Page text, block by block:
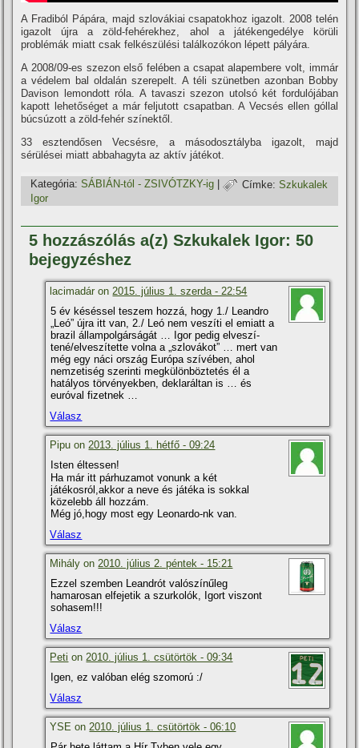
A Fradiból Pápára, majd szlovákiai csapatokhoz igazolt. 2008 telén
igazolt újra a zöld-fehérekhez, ahol a játékengedélye körüli
problémák miatt csak felkészülési találkozókon lépett pályára.
A 2008/09-es szezon első felében a csapat alapembere volt, immár
a védelem bal oldalán szerepelt. A téli szünetben azonban Bobby
Davison lemondott róla. A tavaszi szezon utolsó két fordulójában
kapott lehetőséget a már feljutott csapatban. A Vecsés ellen góllal
búcsúzott a zöld-fehér szí­nektől.
33 esztendősen Vecsésre, a másodosztályba igazolt, majd
sérülései miatt abbahagyta az aktí­v játékot.
Kategória: SÁBIÁN-tól - ZSIVÓTZKY-ig | Címke: Szkukalek
Igor
5 hozzászólás a(z) Szkukalek Igor: 50
bejegyzéshez
lacimadár on2015. július 1. szerda - 22:54
5 év késéssel teszem hozzá, hogy 1./ Leandro
„Leó” újra itt van, 2./ Leó nem veszí­ti el emiatt a
brazil állampolgárságát … Igor pedig elveszí­
tené/elveszí­tette volna a „szlovákot” … mert van
még egy náci ország Európa szí­vében, ahol
nemzetiség szerinti megkülönböztetés él a
hatályos törvényekben, deklaráltan is … és
euróval fizetnek …
Válasz
Pipu on2013. július 1. hétfő - 09:24
Isten éltessen!
Ha már itt párhuzamot vonunk a két
játékosról,akkor a neve és játéka is sokkal
közelebb áll hozzám.
Még jó,hogy most egy Leonardo-nk van.
Válasz
Mihály on2010. július 2. péntek - 15:21
Ezzel szemben Leandrót valószí­nűleg
hamarosan elfejetik a szurkolók, Igort viszont
sohasem!!!
Válasz
Peti on2010. július 1. csütörtök - 09:34
Igen, ez valóban elég szomorú :/
Válasz
YSE on2010. július 1. csütörtök - 06:10